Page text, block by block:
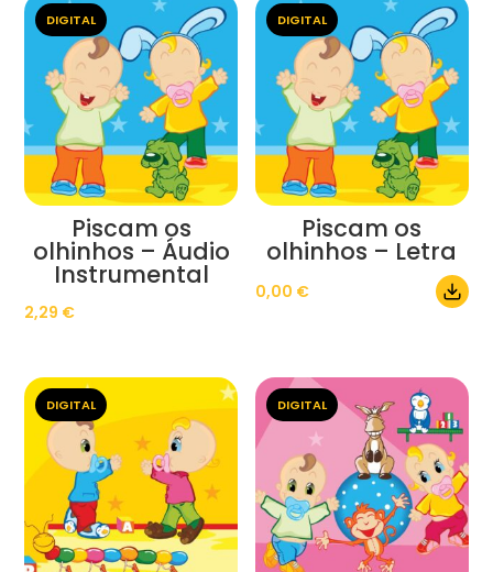
DIGITAL
Piscam os
olhinhos – Áudio
Instrumental
2,29 €
DIGITAL
Piscam os
olhinhos – Letra
0,00 €
DIGITAL DIGITAL